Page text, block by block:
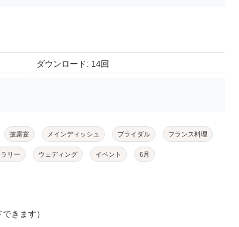
ダウンロード: 14回
披露宴 メインディッシュ ブライダル フランス料理
リー ウェディング イベント 6月
きます）